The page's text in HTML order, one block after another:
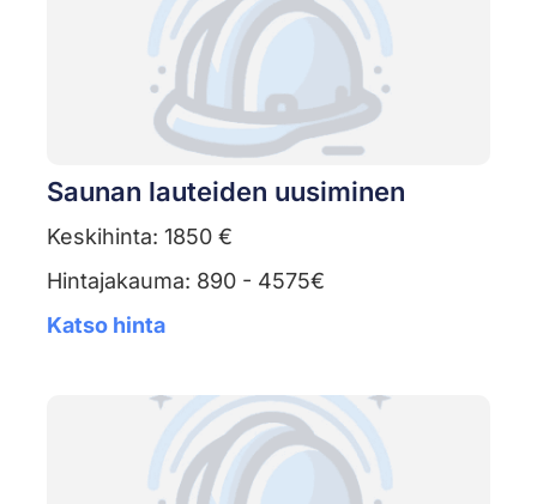
Saunan lauteiden uusiminen
Keskihinta: 1850 €
Hintajakauma: 890 - 4575€
Katso hinta